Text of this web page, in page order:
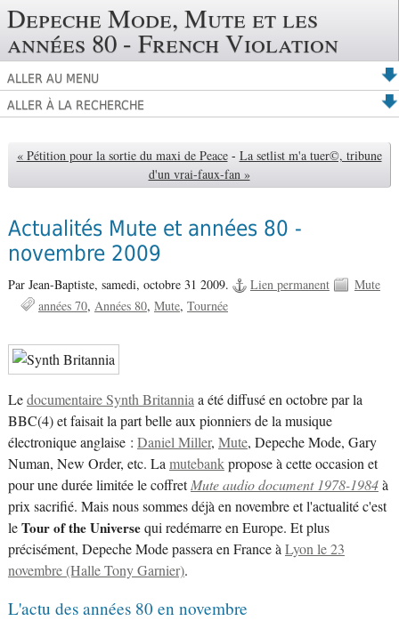
Depeche Mode, Mute et les
années 80 - French Violation
ALLER AU MENU
ALLER À LA RECHERCHE
« Pétition pour la sortie du maxi de Peace - La setlist m'a tuer©, tribune
d'un vrai-faux-fan »
Actualités Mute et années 80 -
novembre 2009
Par Jean-Baptiste, samedi, octobre 31 2009. Lien permanent
Mute
années 70 Années 80 Mute Tournée
Ledocumentaire Synth Britanniaa été diffusé en octobre par la
BBC(4) et faisait la part belle aux pionniers de la musique
électronique anglaise : Daniel Miller, Mute, Depeche Mode, Gary
Numan, New Order, etc. Lamutebankpropose à cette occasion et
pour une durée limitée le coffretMute audio document 1978-1984à
prix sacrifié. Mais nous sommes déjà en novembre et l'actualité c'est
leTour of the Universequi redémarre en Europe. Et plus
précisément, Depeche Mode passera en France àLyon le 23
novembre (Halle Tony Garnier).
L'actu des années 80 en novembre